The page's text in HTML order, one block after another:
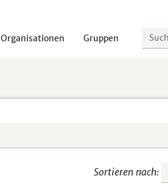
Organisationen Gruppen
Sortieren nach